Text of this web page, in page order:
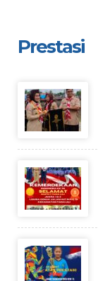
Prestasi